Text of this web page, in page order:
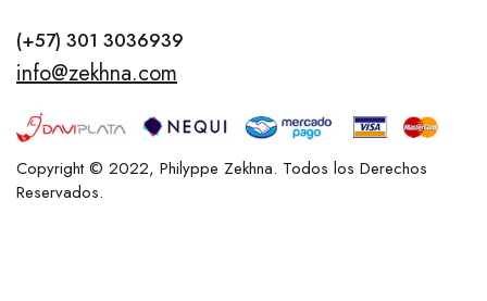
(+57) 301 3036939
info@zekhna.com
Copyright © 2022, Philyppe Zekhna. Todos los Derechos
Reservados.